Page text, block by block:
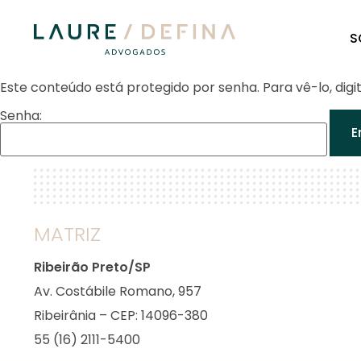
Este conteúdo está protegido por senha. Para vê-lo,
Senha:
MATRIZ
Ribeirão Preto/SP
Av. Costábile Romano, 957
Ribeirânia – CEP: 14096-380
55 (16) 2111-5400